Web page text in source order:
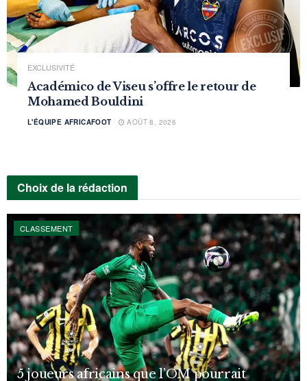
EXCLUSIVITÉ
Académico de Viseu s’offre le retour de
Mohamed Bouldini
L'ÉQUIPE AFRICAFOOT AOÛT 8, 2026
Choix de la rédaction
CLASSEMENT
5 joueurs africains que l’OM pourrait